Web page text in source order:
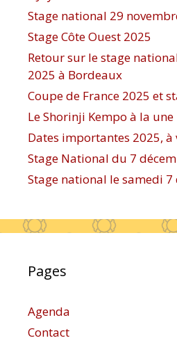
Stage national 29
Stage Côte Ouest 2025
Retour sur le stage
2025 à Bordeaux
Coupe de France 2025 et
Le Shorinji Kempo à la une
Dates importantes 2025, à
Stage National du 7
Stage national le samedi
Pages
Agenda
Contact